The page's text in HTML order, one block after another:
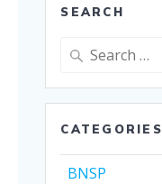
SEARCH
Search
CATEGORIES
BNSP